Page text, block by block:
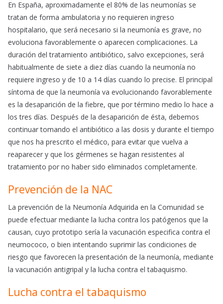
En España, aproximadamente el 80% de las neumonías se
tratan de forma ambulatoria y no requieren ingreso
hospitalario, que será necesario si la neumonía es grave, no
evoluciona favorablemente o aparecen complicaciones. La
duración del tratamiento antibiótico, salvo excepciones, será
habitualmente de siete a diez días cuando la neumonía no
requiere ingreso y de 10 a 14 días cuando lo precise. El principal
síntoma de que la neumonía va evolucionando favorablemente
es la desaparición de la fiebre, que por término medio lo hace a
los tres días. Después de la desaparición de ésta, debemos
continuar tomando el antibiótico a las dosis y durante el tiempo
que nos ha prescrito el médico, para evitar que vuelva a
reaparecer y que los gérmenes se hagan resistentes al
tratamiento por no haber sido eliminados completamente.
Prevención de la NAC
La prevención de la Neumonía Adquirida en la Comunidad se
puede efectuar mediante la lucha contra los patógenos que la
causan, cuyo prototipo sería la vacunación especifica contra el
neumococo, o bien intentando suprimir las condiciones de
riesgo que favorecen la presentación de la neumonía, mediante
la vacunación antigripal y la lucha contra el tabaquismo.
Lucha contra el tabaquismo